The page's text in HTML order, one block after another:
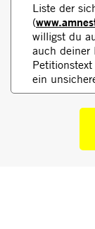
Liste der
(
willigst du
auch deiner
ein